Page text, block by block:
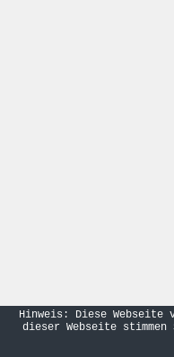
Hinweis: Diese Webseite
dieser Webseite stimmen